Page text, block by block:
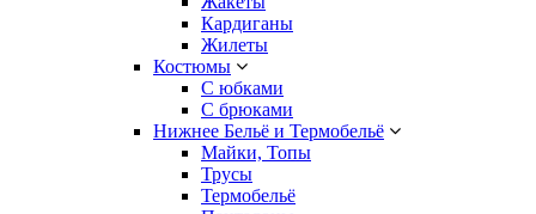
Кардиганы
Жилеты
Костюмы
С юбками
С брюками
Нижнее Бельё и Термобельё
Майки, Топы
Трусы
Термобельё